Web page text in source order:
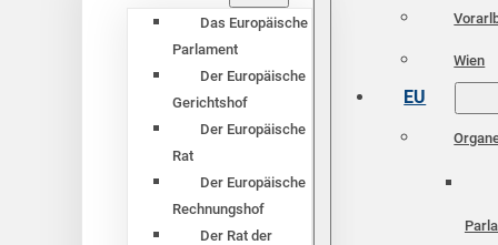
Das Europäische
Parlament
Der Europäische
Gerichtshof
Der Europäische
Rat
Der Europäische
Rechnungshof
Der Rat der
Wien
EU